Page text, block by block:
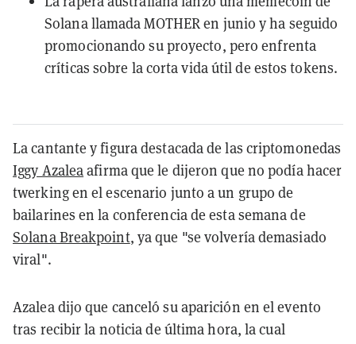
Solana llamada MOTHER en junio y ha seguido
promocionando su proyecto, pero enfrenta
críticas sobre la corta vida útil de estos tokens.
La cantante y figura destacada de las criptomonedas
Iggy Azaleaafirma que le dijeron que no podía hacer
twerking en el escenario junto a un grupo de
bailarines en la conferencia de esta semana de
Solana Breakpoint, ya que "se volvería demasiado
viral".
Azalea dijo que canceló su aparición en el evento
tras recibir la noticia de última hora, la cual